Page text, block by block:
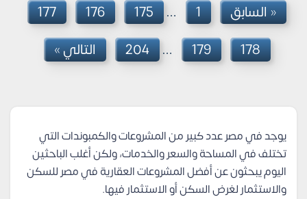
« السابق 1
…
175
176
177
178
179
…
204 التالي »
يوجد في مصر عدد كبير من المشروعات والكمبوندات التي
تختلف في المساحة والسعر والخدمات، ولكن أغلب الباحثين
اليوم يبحثون عن أفضل المشروعات العقارية في مصر للسكن
والاستثمار لغرض السكن أو الاستثمار فيها.